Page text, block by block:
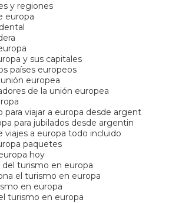
y regiones
europa
y sus capitales
países europeos
europea
de la unión europea
para viajar a europa desde argent
para jubilados desde argentin
viajes a europa todo incluido
paquetes
hoy
turismo en europa
el turismo en europa
en europa
turismo en europa